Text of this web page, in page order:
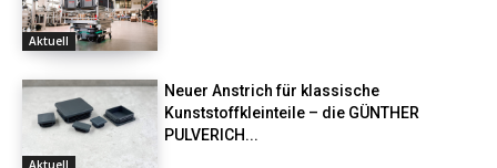
Aktuell
Aktuell
Neuer Anstrich für klassische
Kunststoffkleinteile – die GÜNTHER
PULVERICH...